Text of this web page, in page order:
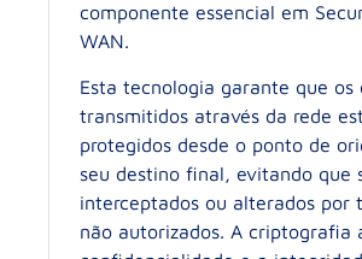
componente essencial em
WAN.
Esta tecnologia garante que os
transmitidos através da rede
protegidos desde o ponto de
seu destino final, evitando que
interceptados ou alterados por
não autorizados. A criptografia